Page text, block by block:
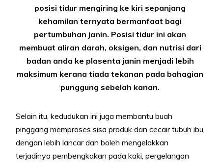
posisi tidur mengiring ke kiri sepanjang
kehamilan ternyata bermanfaat bagi
pertumbuhan janin. Posisi tidur ini akan
membuat aliran darah, oksigen, dan nutrisi dari
badan anda ke plasenta janin menjadi lebih
maksimum kerana tiada tekanan pada bahagian
punggung sebelah kanan.
Selain itu, kedudukan ini juga membantu buah
pinggang memproses sisa produk dan cecair tubuh ibu
dengan lebih lancar dan boleh mengelakkan
terjadinya pembengkakan pada kaki, pergelangan